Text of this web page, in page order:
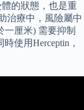
的狀態，也是重
治療中，風險屬中
厘米) 需要抑制
使用Herceptin，